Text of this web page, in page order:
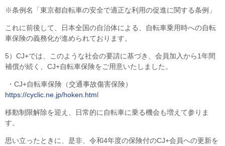
※条例名「東京都自転車の安全で適正な利用の促進に関する条例」
これに前後して、日本全国の自治体による、自転車乗用時への自転
車保険の義務化が進められております。
5）CJ+では、このような社会の要請に基づき、会員加入から1年間
補償が続く、CJ+自転車保険をご用意いたしました。
・CJ+自転車保険（交通事故傷害保険）
https://cyclic.ne.jp/hoken.html
移動制限解除を迎え、日常的に自転車に乗る機会も増えて参りま
す。
思い立ったときに、是非、令和4年度の保険付のCJ+会員への更新を